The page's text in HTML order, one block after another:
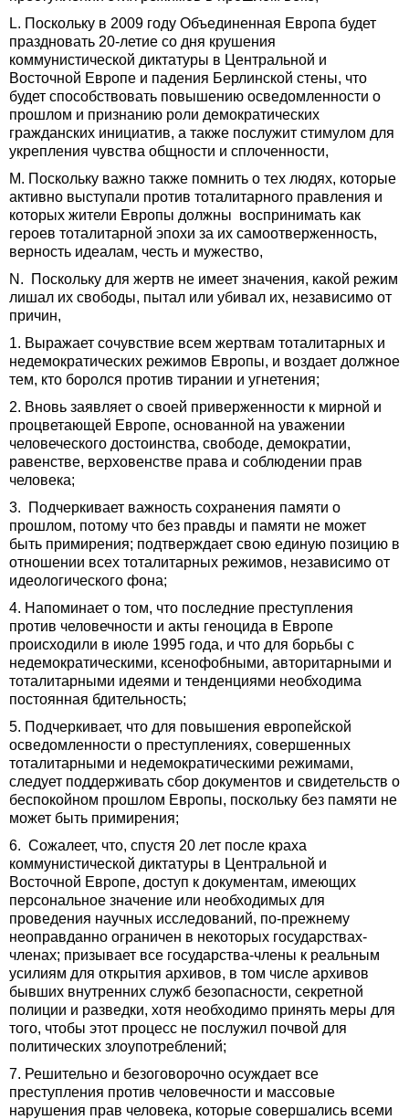
L. Поскольку в 2009 году Объединенная Европа будет
праздновать 20-летие со дня крушения
коммунистической диктатуры в Центральной и
Восточной Европе и падения Берлинской стены, что
будет способствовать повышению осведомленности о
прошлом и признанию роли демократических
гражданских инициатив, а также послужит стимулом для
укрепления чувства общности и сплоченности,
М. Поскольку важно также помнить о тех людях, которые
активно выступали против тоталитарного правления и
которых жители Европы должны воспринимать как
героев тоталитарной эпохи за их самоотверженность,
верность идеалам, честь и мужество,
N. Поскольку для жертв не имеет значения, какой режим
лишал их свободы, пытал или убивал их, независимо от
причин,
1. Выражает сочувствие всем жертвам тоталитарных и
недемократических режимов Европы, и воздает должное
тем, кто боролся против тирании и угнетения;
2. Вновь заявляет о своей приверженности к мирной и
процветающей Европе, основанной на уважении
человеческого достоинства, свободе, демократии,
равенстве, верховенстве права и соблюдении прав
человека;
3. Подчеркивает важность сохранения памяти о
прошлом, потому что без правды и памяти не может
быть примирения; подтверждает свою единую позицию в
отношении всех тоталитарных режимов, независимо от
идеологического фона;
4. Напоминает о том, что последние преступления
против человечности и акты геноцида в Европе
происходили в июле 1995 года, и что для борьбы с
недемократическими, ксенофобными, авторитарными и
тоталитарными идеями и тенденциями необходима
постоянная бдительность;
5. Подчеркивает, что для повышения европейской
осведомленности о преступлениях, совершенных
тоталитарными и недемократическими режимами,
следует поддерживать сбор документов и свидетельств о
беспокойном прошлом Европы, поскольку без памяти не
может быть примирения;
6. Сожалеет, что, спустя 20 лет после краха
коммунистической диктатуры в Центральной и
Восточной Европе, доступ к документам, имеющих
персональное значение или необходимых для
проведения научных исследований, по-прежнему
неоправданно ограничен в некоторых государствах-
членах; призывает все государства-члены к реальным
усилиям для открытия архивов, в том числе архивов
бывших внутренних служб безопасности, секретной
полиции и разведки, хотя необходимо принять меры для
того, чтобы этот процесс не послужил почвой для
политических злоупотреблений;
7. Решительно и безоговорочно осуждает все
преступления против человечности и массовые
нарушения прав человека, которые совершались всеми